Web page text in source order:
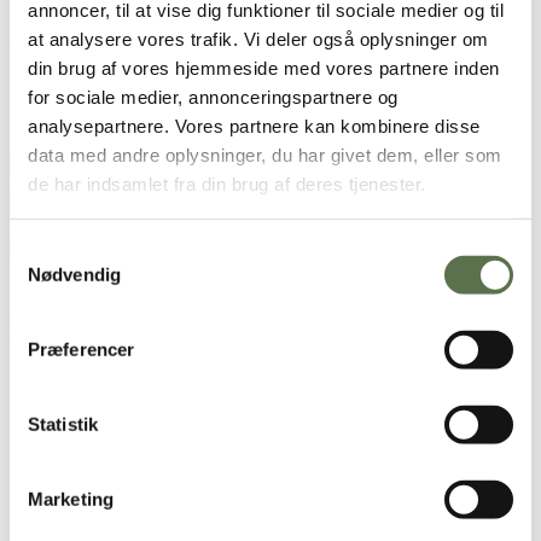
annoncer, til at vise dig funktioner til sociale medier og til
at analysere vores trafik. Vi deler også oplysninger om
din brug af vores hjemmeside med vores partnere inden
for sociale medier, annonceringspartnere og
analysepartnere. Vores partnere kan kombinere disse
data med andre oplysninger, du har givet dem, eller som
de har indsamlet fra din brug af deres tjenester.
Nødvendig
Præferencer
Statistik
Marketing
250 gGroft rugmel + plus en smule til at vende dejen i
400 g koldt vand
12 g fint salt
Brugt i opskriften
Bageklar
surdej 150 g
Vand og bageklar surdej blandes i et glas. Lad det stå 15-30
Rør alle ingredienser sammen, rugmel, hvedemel, vand, salt
og bageklar surdej. Rør dejen sammen til den er ensartet og